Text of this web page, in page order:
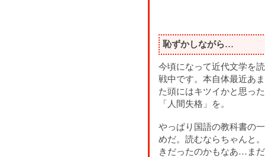
恥ずかしながら…
今頃になって近代文学を
戦中です。本自体最近あ
た頭にはキツイかと思っ
「人間失格」を。
やっぱり国語の教科書の
めだ。読むならちゃんと
きだったのかもなあ…ま